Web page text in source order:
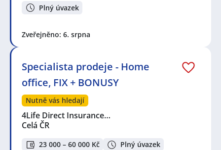
Plný úvazek
Zveřejněno: 6. srpna
Specialista prodeje - Home
office, FIX + BONUSY
Nutně vás hledají
4Life Direct Insurance…
Celá ČR
23 000 – 60 000 Kč Plný úvazek